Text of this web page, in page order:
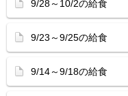
9/28～10/2の給食
9/23～9/25の給食
9/14～9/18の給食